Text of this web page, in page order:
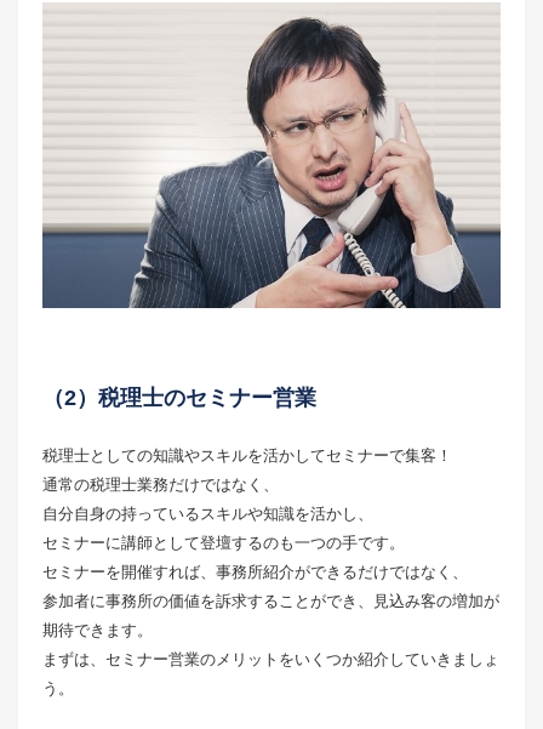
（2）税理士のセミナー営業
税理士としての知識やスキルを活かしてセミナーで集客！
通常の税理士業務だけではなく、
自分自身の持っているスキルや知識を活かし、
セミナーに講師として登壇するのも一つの手です。
セミナーを開催すれば、事務所紹介ができるだけではなく、
参加者に事務所の価値を訴求することができ、見込み客の増加が
期待できます。
まずは、セミナー営業のメリットをいくつか紹介していきましょ
う。